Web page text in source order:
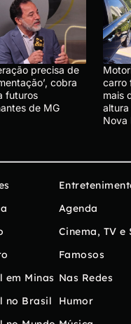
precisa de
cobra
futuros
de MG
carro
mais
Nova
em Minas
no Brasil
Agenda
Cinema, TV e
Famosos
Nas Redes
Humor